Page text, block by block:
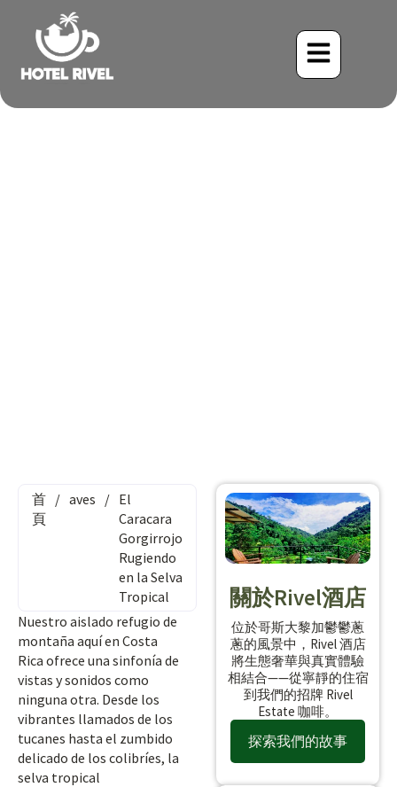
首
頁
/ aves / El
Caracara
Gorgirrojo
Rugiendo
en la Selva
Tropical
Nuestro aislado refugio de
montaña aquí en Costa
Rica ofrece una sinfonía de
vistas y sonidos como
ninguna otra. Desde los
vibrantes llamados de los
tucanes hasta el zumbido
delicado de los colibríes, la
selva tropical
關於Rivel酒店
位於哥斯大黎加鬱鬱蔥
蔥的風景中，Rivel 酒店
將生態奢華與真實體驗
相結合——從寧靜的住宿
到我們的招牌 Rivel
Estate 咖啡。
探索我們的故事